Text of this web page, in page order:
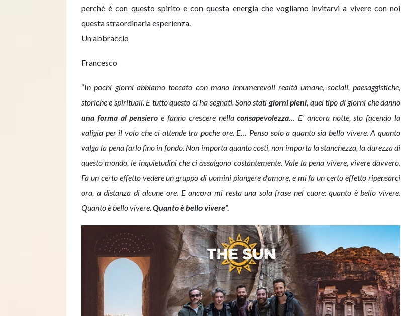
perché è con questo spirito e con questa energia che vogliamo invitarvi a vivere con noi
questa straordinaria esperienza.
Un abbraccio
Francesco
“In pochi giorni abbiamo toccato con mano innumerevoli realtà umane, sociali, paesaggistiche,
storiche e spirituali. E tutto questo ci ha segnati. Sono stati giorni pieni, quel tipo di giorni che danno
una forma al pensiero e fanno crescere nellaconsapevolezza… E’ ancora notte, sto facendo la
valigia per il volo che ci attende tra poche ore. E… Penso solo a quanto sia bello vivere. A quanto
valga la pena farlo fino in fondo. Non importa quanto costi, non importa la stanchezza, la durezza di
questo mondo, le inquietudini che ci assalgono costantemente. Vale la pena vivere, vivere davvero.
Fa un certo effetto vedere un gruppo di uomini piangere d’amore, e mi fa un certo effetto ripensarci
ora, a distanza di alcune ore. E ancora mi resta una sola frase nel cuore: quanto è bello vivere.
Quanto è bello vivere.Quanto è bello vivere”.